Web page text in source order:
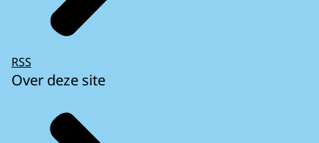
RSS
Over deze site